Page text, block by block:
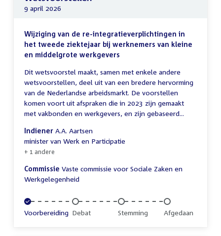
9 april 2026
Wijziging van de re-integratieverplichtingen in
het tweede ziektejaar bij werknemers van kleine
en middelgrote werkgevers
Dit wetsvoorstel maakt, samen met enkele andere
wetsvoorstellen, deel uit van een bredere hervorming
van de Nederlandse arbeidsmarkt. De voorstellen
komen voort uit afspraken die in 2023 zijn gemaakt
met vakbonden en werkgevers, en zijn gebaseerd...
Indiener A.A. Aartsen
minister van Werk en Participatie
+ 1 andere
Commissie Vaste commissie voor Sociale Zaken en
Werkgelegenheid
Voltooid:
Voorbereiding Onvoltooid:
Debat Onvoltooid:
Stemming Onvoltooid:
Afgedaan